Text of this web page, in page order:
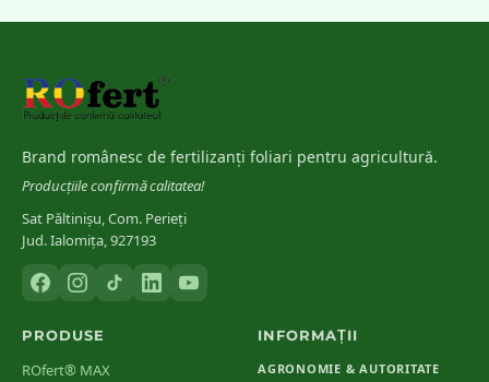
Organization
[6] INCDA Fundulea
din România
Brand românesc de fertilizanți foliari pentru agricultură.
Producțiile confirmă calitatea!
Sat Păltinișu, Com. Perieți
Jud. Ialomița, 927193
PRODUSE
ROfert® MAX
INFORMAȚII
AGRONOMIE & AUTORITATE